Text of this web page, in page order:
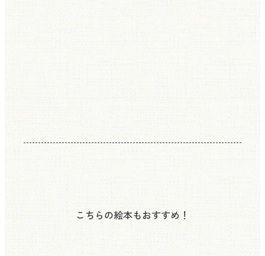
こちらの絵本もおすすめ！